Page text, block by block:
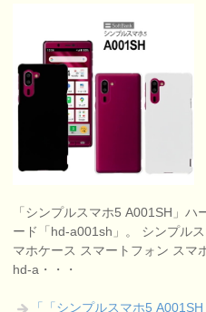
「シンプルスマホ5 A001SH」
ード「hd-a001sh」。 シンプル
マホケース スマートフォン スマ
hd-a・・・
「「シンプルスマホ5